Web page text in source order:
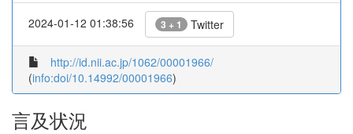
2024-01-12 01:38:56 3 + 1 Twitter
http://id.nii.ac.jp/1062/00001966/
(info:doi/10.14992/00001966)
言及状況